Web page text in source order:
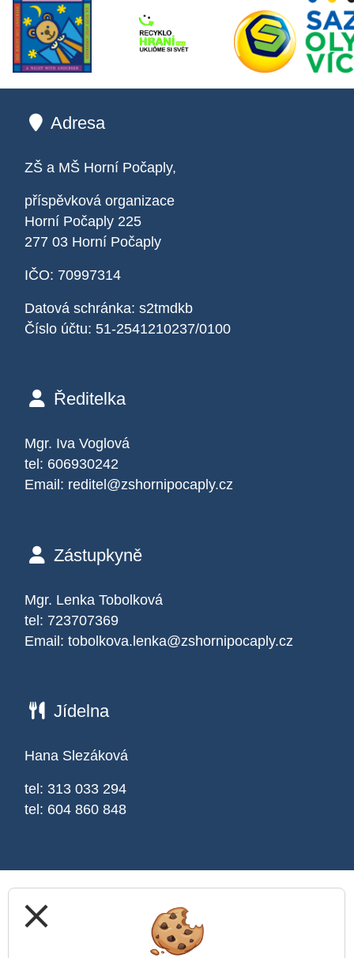
Adresa
ZŠ a MŠ Horní Počaply,
příspěvková organizace
Horní Počaply 225
277 03 Horní Počaply
IČO: 70997314
Datová schránka: s2tmdkb
Číslo účtu: 51-2541210237/0100
Ředitelka
Mgr. Iva Voglová
tel: 606930242
Email: reditel@zshornipocaply.cz
Zástupkyně
Mgr. Lenka Tobolková
tel: 723707369
Email: tobolkova.lenka@zshornipocaply.cz
Jídelna
Hana Slezáková
tel: 313 033 294
tel: 604 860 848
close